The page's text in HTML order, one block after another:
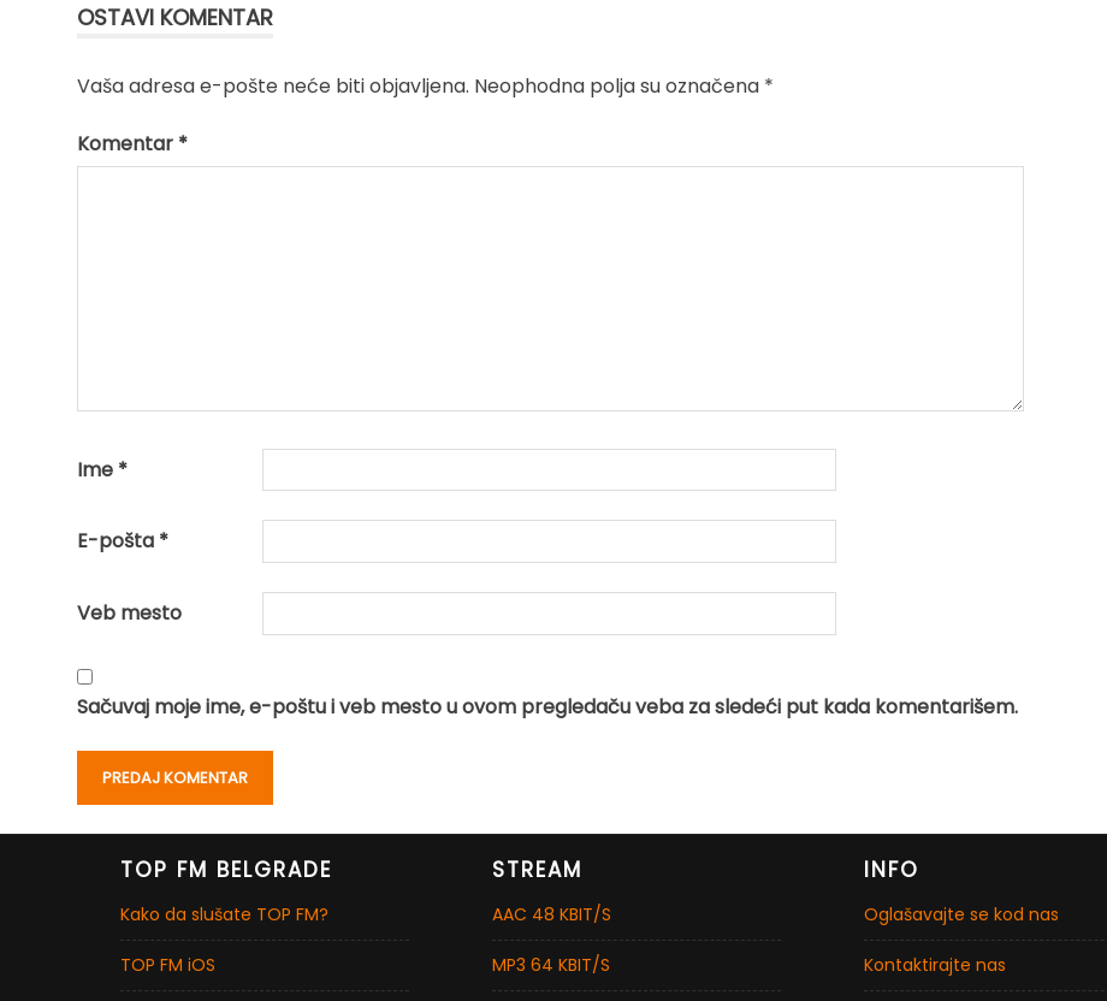
OSTAVI KOMENTAR
Vaša adresa e-pošte neće biti objavljena. Neophodna polja su označena *
Komentar *
Ime *
E-pošta *
Veb mesto
Sačuvaj moje ime, e-poštu i veb mesto u ovom pregledaču veba za sledeći put kada komentarišem.
TOP FM BELGRADE
Kako da slušate TOP FM?
TOP FM iOS
STREAM
AAC 48 KBIT/S
MP3 64 KBIT/S
INFO
Oglašavajte se kod nas
Kontaktirajte nas